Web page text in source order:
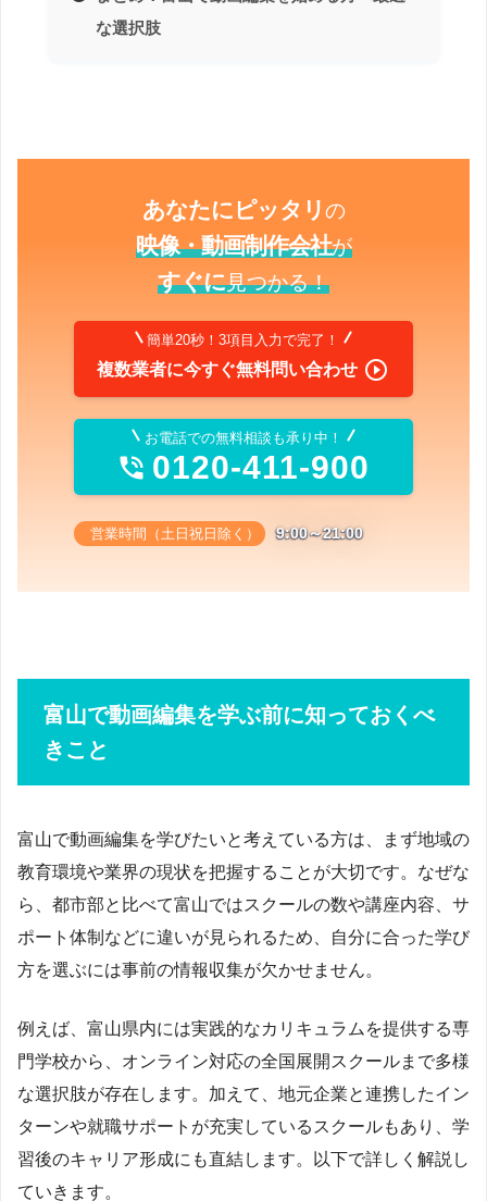
な選択肢
あなたにピッタリの
映像・動画制作会社が
すぐに見つかる！
簡単20秒！3項目入力で完了！
複数業者に今すぐ無料問い合わせ 
お電話での無料相談も承り中！
 0120-411-900
営業時間（土日祝日除く） 9:00～21:00
富山で動画編集を学ぶ前に知っておくべ
きこと
富山で動画編集を学びたいと考えている方は、まず地域の
教育環境や業界の現状を把握することが大切です。なぜな
ら、都市部と比べて富山ではスクールの数や講座内容、サ
ポート体制などに違いが見られるため、自分に合った学び
方を選ぶには事前の情報収集が欠かせません。
例えば、富山県内には実践的なカリキュラムを提供する専
門学校から、オンライン対応の全国展開スクールまで多様
な選択肢が存在します。加えて、地元企業と連携したイン
ターンや就職サポートが充実しているスクールもあり、学
習後のキャリア形成にも直結します。以下で詳しく解説し
ていきます。